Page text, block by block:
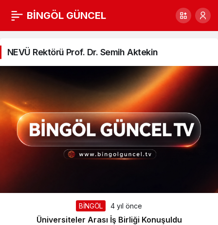
BİNGÖL GÜNCEL
NEVÜ
Rektörü
Prof.
Dr.
Semih
Aktekin
Haberleri
NEVÜ Rektörü Prof. Dr. Semih Aktekin
BİNGÖL 4 yıl önce
Üniversiteler Arası İş Birliği Konuşuldu